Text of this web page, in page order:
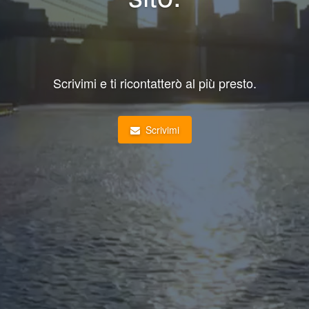
Scrivimi e ti ricontatterò al più presto.
Scrivimi